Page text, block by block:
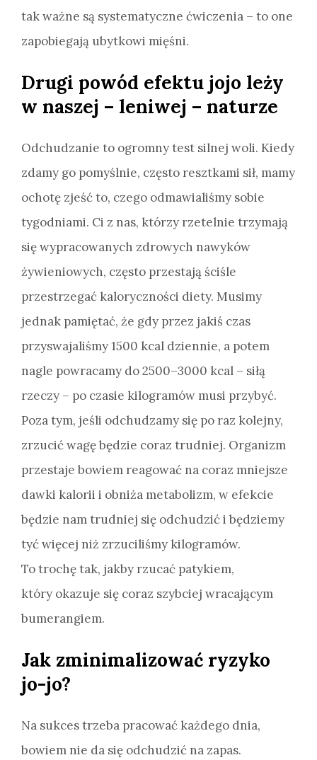
tak ważne są systematyczne ćwiczenia – to one
zapobiegają ubytkowi mięśni.
Drugi powód efektu jojo leży
w naszej – leniwej – naturze
Odchudzanie to ogromny test silnej woli. Kiedy
zdamy go pomyślnie, często resztkami sił, mamy
ochotę zjeść to, czego odmawialiśmy sobie
tygodniami. Ci z nas, którzy rzetelnie trzymają
się wypracowanych zdrowych nawyków
żywieniowych, często przestają ściśle
przestrzegać kaloryczności diety. Musimy
jednak pamiętać, że gdy przez jakiś czas
przyswajaliśmy 1500 kcal dziennie, a potem
nagle powracamy do 2500–3000 kcal – siłą
rzeczy – po czasie kilogramów musi przybyć.
Poza tym, jeśli odchudzamy się po raz kolejny,
zrzucić wagę będzie coraz trudniej. Organizm
przestaje bowiem reagować na coraz mniejsze
dawki kalorii i obniża metabolizm, w efekcie
będzie nam trudniej się odchudzić i będziemy
tyć więcej niż zrzuciliśmy kilogramów.
To trochę tak, jakby rzucać patykiem,
który okazuje się coraz szybciej wracającym
bumerangiem.
Jak zminimalizować ryzyko
jo-jo?
Na sukces trzeba pracować każdego dnia,
bowiem nie da się odchudzić na zapas.